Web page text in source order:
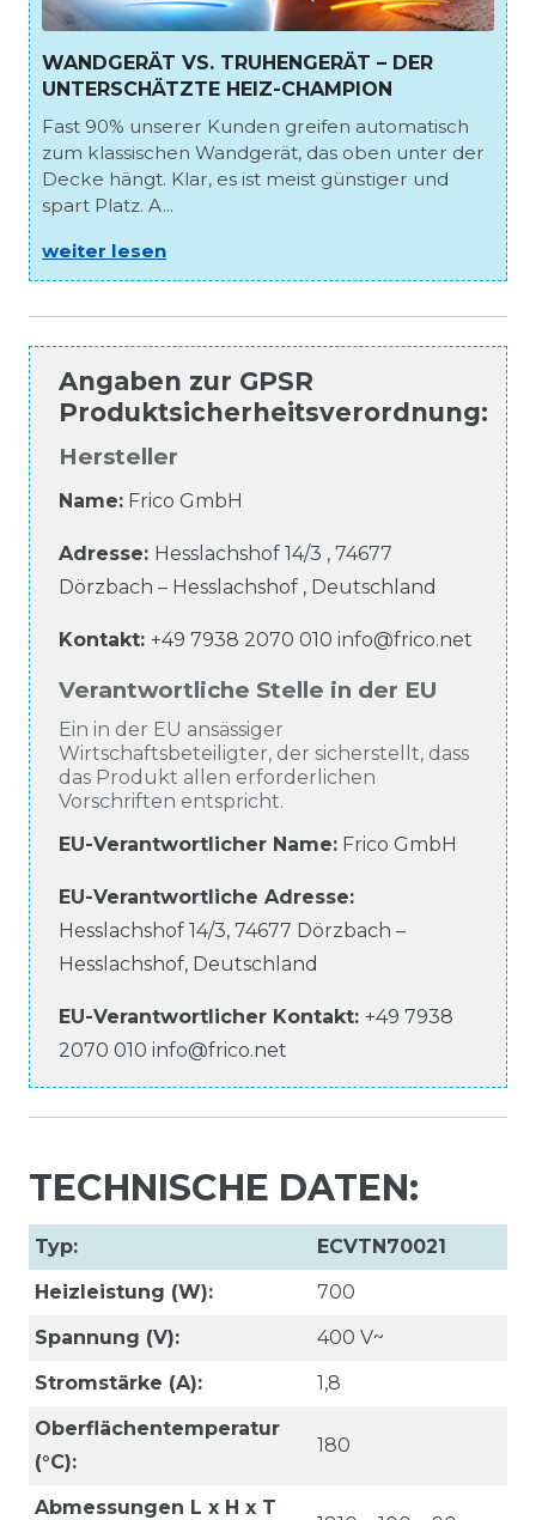
WANDGERÄT VS. TRUHENGERÄT – DER
UNTERSCHÄTZTE HEIZ-CHAMPION
Fast 90% unserer Kunden greifen automatisch
zum klassischen Wandgerät, das oben unter der
Decke hängt. Klar, es ist meist günstiger und
spart Platz. A...
weiter lesen
Angaben zur GPSR
Produktsicherheitsverordnung:
Hersteller
Name: Frico GmbH
Adresse: Hesslachshof 14/3 , 74677
Dörzbach – Hesslachshof , Deutschland
Kontakt: +49 7938 2070 010 info@frico.net
Verantwortliche Stelle in der EU
Ein in der EU ansässiger
Wirtschaftsbeteiligter, der sicherstellt, dass
das Produkt allen erforderlichen
Vorschriften entspricht.
EU-Verantwortlicher Name: Frico GmbH
EU-Verantwortliche Adresse:
Hesslachshof 14/3, 74677 Dörzbach –
Hesslachshof, Deutschland
EU-Verantwortlicher Kontakt: +49 7938
2070 010 info@frico.net
TECHNISCHE DATEN:
Typ:
ECVTN70021
Heizleistung (W):
700
Spannung (V):
400 V~
Stromstärke (A):
1,8
Oberflächentemperatur
(°C):
180
Abmessungen L x H x T